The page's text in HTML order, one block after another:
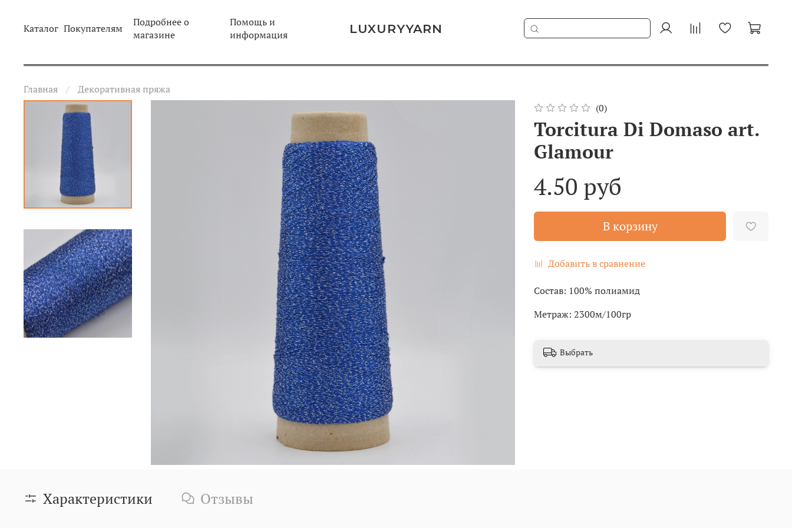
LUXURYYARN
Каталог Покупателям
Подробнее о
магазине
Помощь и
информация
Главная
Декоративная пряжа
(0)
Torcitura Di Domaso art.
Glamour
4.50 руб
В корзину
Добавить в сравнение
Состав: 100% полиамид
Метраж: 2300м/100гр
Выбрать
Характеристики Отзывы